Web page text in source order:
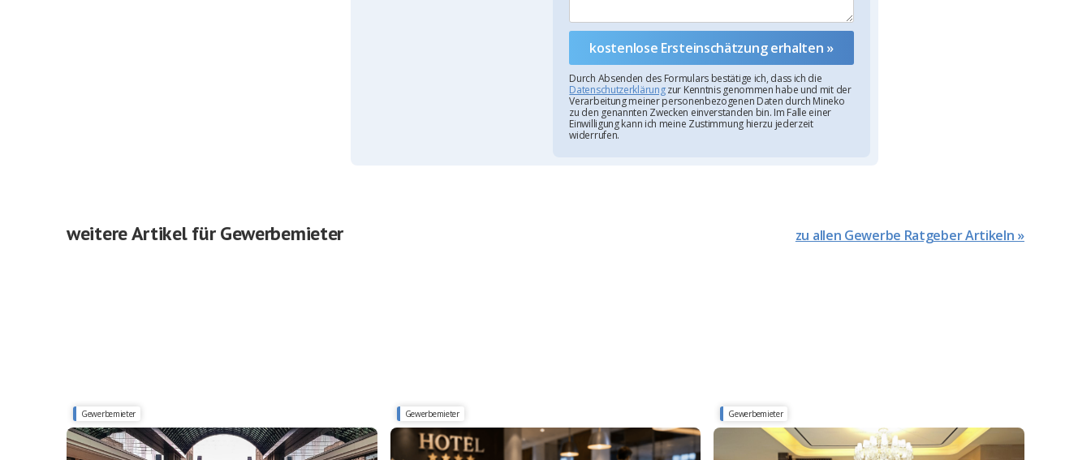
Durch Absenden des Formulars bestätige ich, dass ich die
Datenschutzerklärungzur Kenntnis genommen habe und mit der
Verarbeitung meiner personenbezogenen Daten durch Mineko
zu den genannten Zwecken einverstanden bin. Im Falle einer
Einwilligung kann ich meine Zustimmung hierzu jederzeit
widerrufen.
weitere Artikel für Gewerbemieter zu allen Gewerbe Ratgeber Artikeln »
Gewerbemieter
Kosten von Center Management im Shopping Center
Gewerbemieter
Betriebskosten Hotellerie 2026
Gewerbemieter
Studie 2025 über 581 geprüfte Betriebskostenabrechnung der